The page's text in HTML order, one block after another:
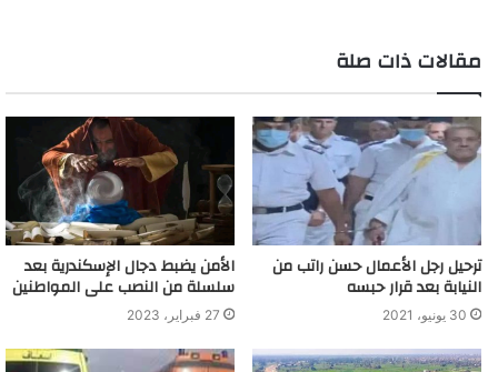
مقالات ذات صلة
ترحيل رجل الأعمال حسن راتب من
النيابة بعد قرار حبسه
30 يونيو، 2021
الأمن يضبط دجال الإسكندرية بعد
سلسلة من النصب على المواطنين
27 فبراير، 2023